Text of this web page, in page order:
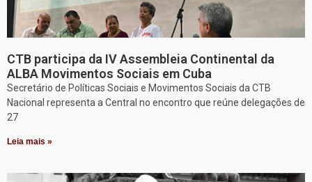
CTB participa da IV Assembleia Continental da
ALBA Movimentos Sociais em Cuba
Secretário de Políticas Sociais e Movimentos Sociais da CTB
Nacional representa a Central no encontro que reúne delegações de
27
Leia mais »